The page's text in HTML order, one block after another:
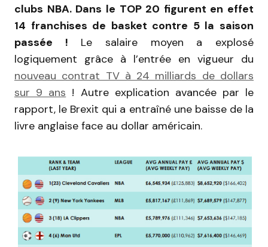
clubs NBA. Dans le TOP 20 figurent en effet
14 franchises de basket contre 5 la saison
passée ! Le salaire moyen a explosé
logiquement grâce à l’entrée en vigueur du
nouveau contrat TV à 24 milliards de dollars
sur 9 ans ! Autre explication avancée par le
rapport, le Brexit qui a entraîné une baisse de la
livre anglaise face au dollar américain.